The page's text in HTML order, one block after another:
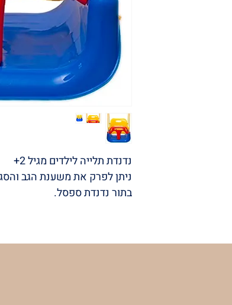
נדנדת תלייה לילדים מגיל 2+
ניתן לפרק את משענת הגב
בתור נדנדת ספסל.